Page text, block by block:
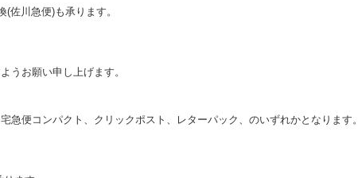
佐川急便)も承ります。
うお願い申し上げます。
便コンパクト、クリックポスト、レターパック、のいずれかとなります。